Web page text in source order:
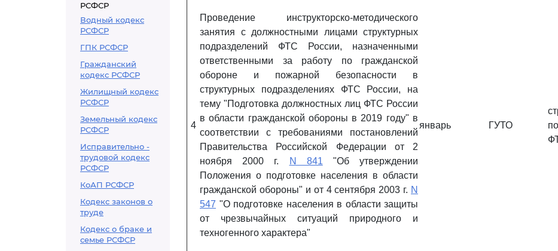
РСФСР
Водный кодекс
РСФСР
ГПК РСФСР
Гражданский
кодекс РСФСР
Жилищный кодекс
РСФСР
Земельный кодекс
РСФСР
Исправительно -
трудовой кодекс
РСФСР
КоАП РСФСР
Кодекс законов о
труде
Кодекс о браке и
семье РСФСР
4
Проведение инструкторско-методического
занятия с должностными лицами структурных
подразделений ФТС России, назначенными
ответственными за работу по гражданской
обороне и пожарной безопасности в
структурных подразделениях ФТС России, на
тему "Подготовка должностных лиц ФТС России
в области гражданской обороны в 2019 году" в
соответствии с требованиями постановлений
Правительства Российской Федерации от 2
ноября 2000 г.
N 841 "Об утверждении
Положения о подготовке населения в области
гражданской обороны" и от 4 сентября 2003 г. N
547 "О подготовке населения в области защиты
от чрезвычайных ситуаций природного и
техногенного характера"
январь ГУТО